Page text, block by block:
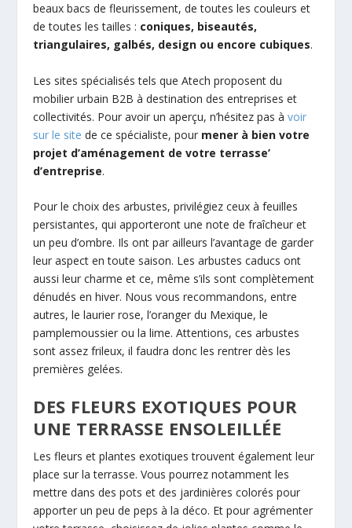
beaux bacs de fleurissement, de toutes les couleurs et
de toutes les tailles : coniques, biseautés,
triangulaires, galbés, design ou encore cubiques.
Les sites spécialisés tels que Atech proposent du
mobilier urbain B2B à destination des entreprises et
collectivités. Pour avoir un aperçu, n’hésitez pas àvoir
sur le site de ce spécialiste, pour mener à bien votre
projet d’aménagement de votre terrasse’
d’entreprise.
Pour le choix des arbustes, privilégiez ceux à feuilles
persistantes, qui apporteront une note de fraîcheur et
un peu d’ombre. Ils ont par ailleurs l’avantage de garder
leur aspect en toute saison. Les arbustes caducs ont
aussi leur charme et ce, même s’ils sont complètement
dénudés en hiver. Nous vous recommandons, entre
autres, le laurier rose, l’oranger du Mexique, le
pamplemoussier ou la lime. Attentions, ces arbustes
sont assez frileux, il faudra donc les rentrer dès les
premières gelées.
DES FLEURS EXOTIQUES POUR
UNE TERRASSE ENSOLEILLÉE
Les fleurs et plantes exotiques trouvent également leur
place sur la terrasse. Vous pourrez notamment les
mettre dans des pots et des jardinières colorés pour
apporter un peu de peps à la déco. Et pour agrémenter